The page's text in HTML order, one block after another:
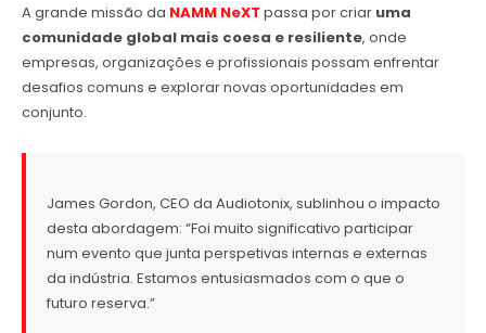
A grande missão da NAMM NeXT passa por criar uma
comunidade global mais coesa e resiliente, onde
empresas, organizações e profissionais possam enfrentar
desafios comuns e explorar novas oportunidades em
conjunto.
James Gordon, CEO da Audiotonix, sublinhou o impacto
desta abordagem: “Foi muito significativo participar
num evento que junta perspetivas internas e externas
da indústria. Estamos entusiasmados com o que o
futuro reserva.”